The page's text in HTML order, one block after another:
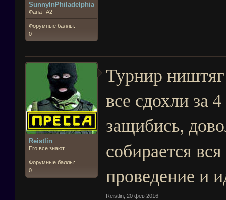
SunnyInPhiladelphia
Фанат А2
Форумные баллы:
0
Reistlin
Его все знают
Форумные баллы:
0
Турнир
все сдохли за
защибись,
собирается
проведение и
Reistlin 20 фев 2016